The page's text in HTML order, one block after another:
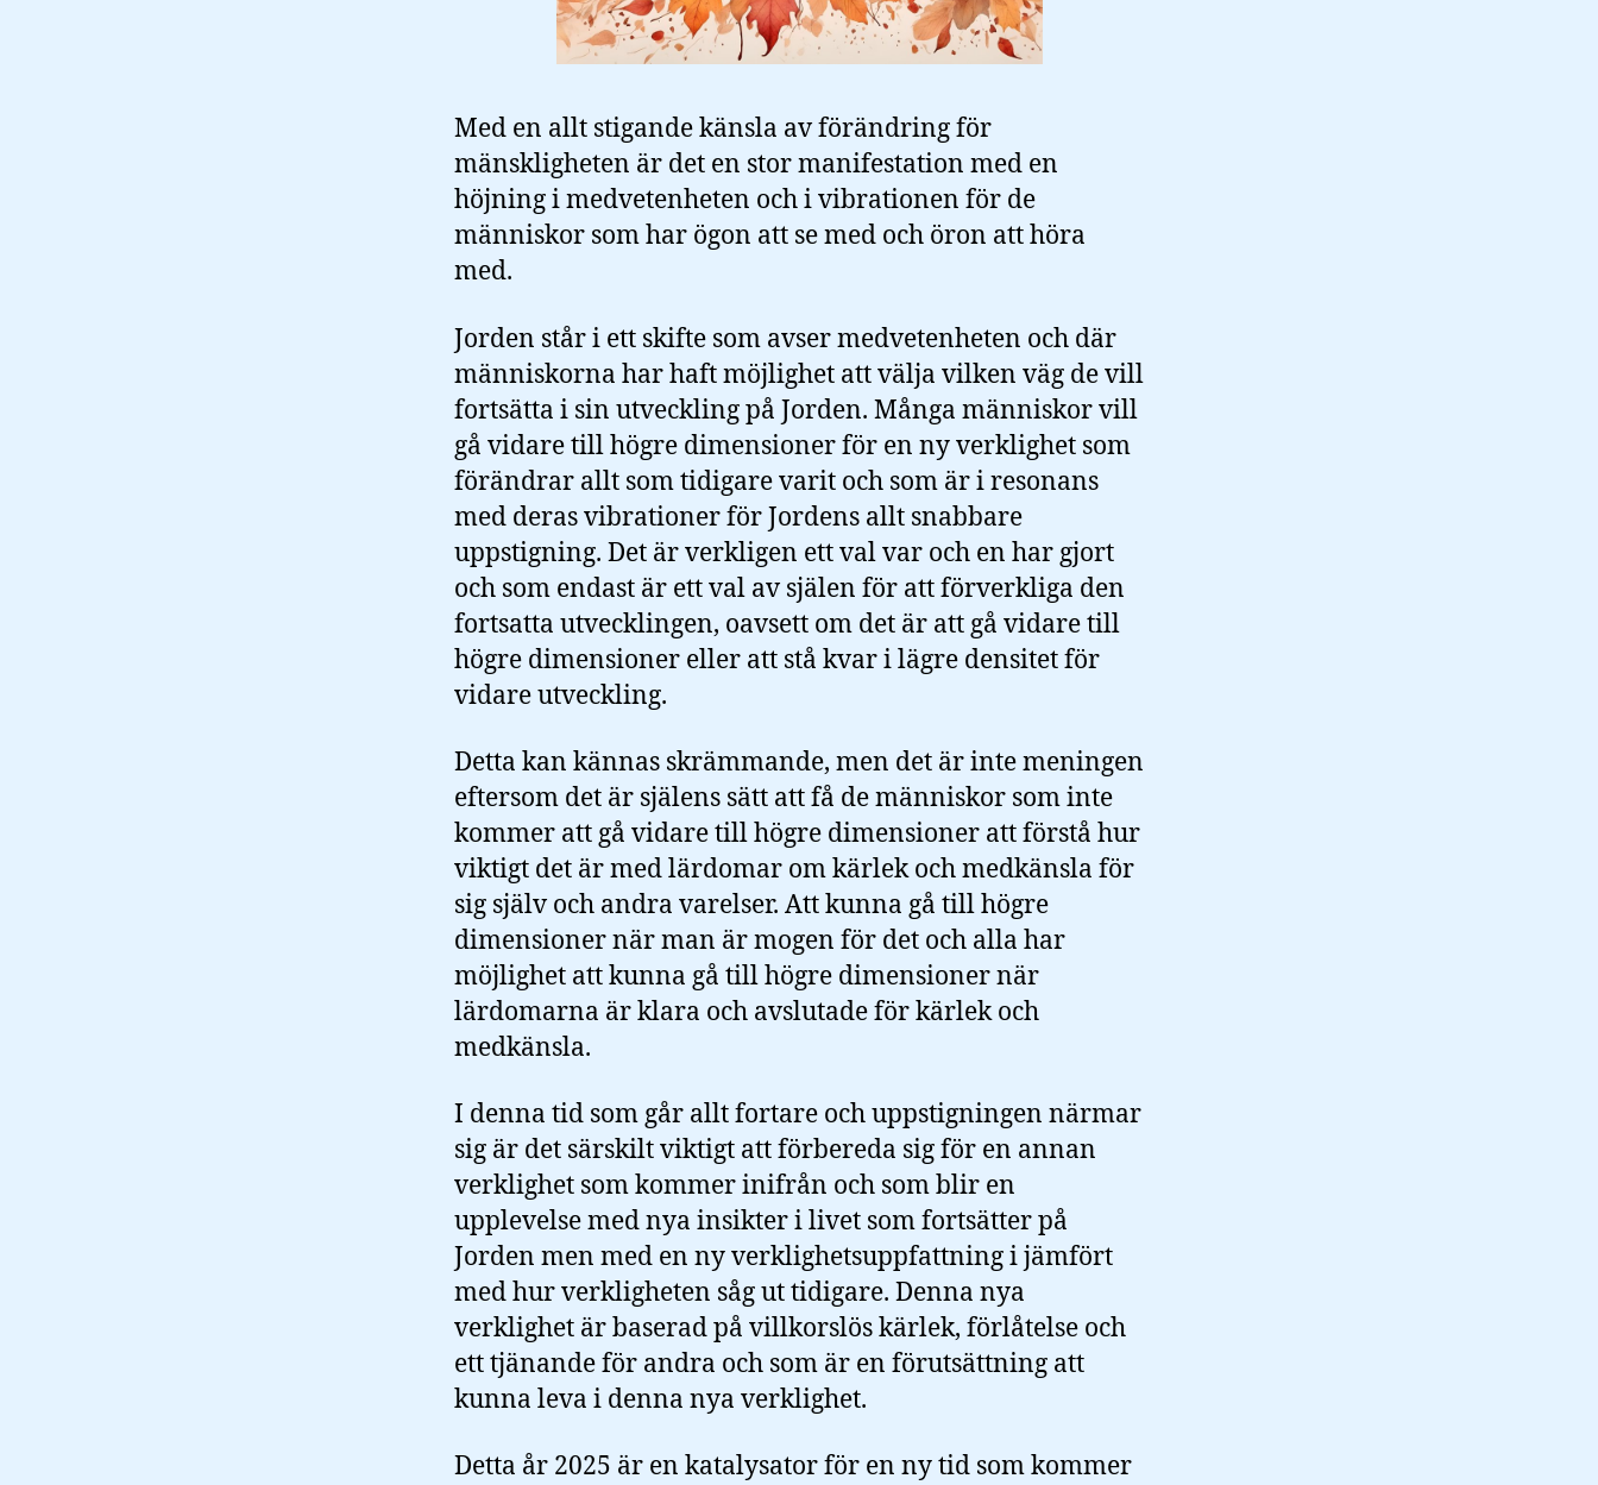
Med en allt stigande känsla av förändring för
mänskligheten är det en stor manifestation med en
höjning i medvetenheten och i vibrationen för de
människor som har ögon att se med och öron att höra
med.
Jorden står i ett skifte som avser medvetenheten och där
människorna har haft möjlighet att välja vilken väg de vill
fortsätta i sin utveckling på Jorden. Många människor vill
gå vidare till högre dimensioner för en ny verklighet som
förändrar allt som tidigare varit och som är i resonans
med deras vibrationer för Jordens allt snabbare
uppstigning. Det är verkligen ett val var och en har gjort
och som endast är ett val av själen för att förverkliga den
fortsatta utvecklingen, oavsett om det är att gå vidare till
högre dimensioner eller att stå kvar i lägre densitet för
vidare utveckling.
Detta kan kännas skrämmande, men det är inte meningen
eftersom det är själens sätt att få de människor som inte
kommer att gå vidare till högre dimensioner att förstå hur
viktigt det är med lärdomar om kärlek och medkänsla för
sig själv och andra varelser. Att kunna gå till högre
dimensioner när man är mogen för det och alla har
möjlighet att kunna gå till högre dimensioner när
lärdomarna är klara och avslutade för kärlek och
medkänsla.
I denna tid som går allt fortare och uppstigningen närmar
sig är det särskilt viktigt att förbereda sig för en annan
verklighet som kommer inifrån och som blir en
upplevelse med nya insikter i livet som fortsätter på
Jorden men med en ny verklighetsuppfattning i jämfört
med hur verkligheten såg ut tidigare. Denna nya
verklighet är baserad på villkorslös kärlek, förlåtelse och
ett tjänande för andra och som är en förutsättning att
kunna leva i denna nya verklighet.
Detta år 2025 är en katalysator för en ny tid som kommer